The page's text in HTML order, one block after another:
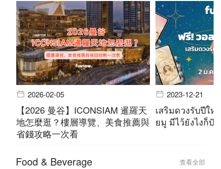
2026-02-05
【2026 曼谷】ICONSIAM 暹羅天
地怎麼逛？樓層導覽、美食推薦與
省錢攻略一次看
2023-12-21
เสริมดวงรับปีให
ยมู มีไว้ยังไงก็ปัง!
Food & Beverage 查看全部